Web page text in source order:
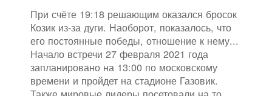
При счёте 19:18 решающим оказался бросок
Козик из-за дуги. Наоборот, показалось, что
его постоянные победы, отношение к нему...
Начало встречи 27 февраля 2021 года
запланировано на 13:00 по московскому
времени и пройдет на стадионе Газовик.